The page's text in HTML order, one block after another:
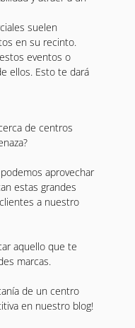
suelen
en su recinto.
eventos o
ellos. Esto te dará
de centros
aprovechar
estas grandes
a nuestro
aquello que te
marcas.
de un centro
en nuestro blog!